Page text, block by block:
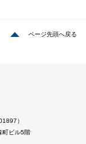
ページ先頭へ戻る
）
ビル5階